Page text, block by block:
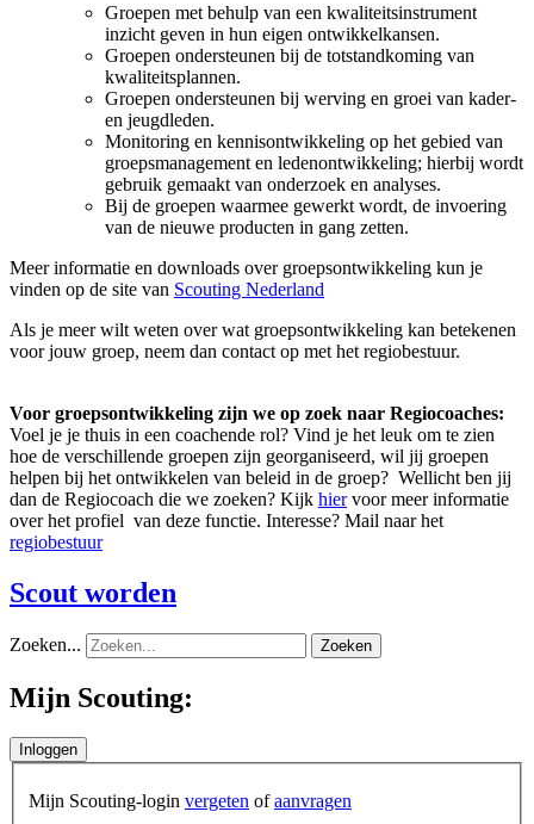
Groepen met behulp van een kwaliteitsinstrument
inzicht geven in hun eigen ontwikkelkansen.
Groepen ondersteunen bij de totstandkoming van
kwaliteitsplannen.
Groepen ondersteunen bij werving en groei van kader-
en jeugdleden.
Monitoring en kennisontwikkeling op het gebied van
groepsmanagement en ledenontwikkeling; hierbij wordt
gebruik gemaakt van onderzoek en analyses.
Bij de groepen waarmee gewerkt wordt, de invoering
van de nieuwe producten in gang zetten.
Meer informatie en downloads over groepsontwikkeling kun je
vinden op de site van Scouting Nederland
Als je meer wilt weten over wat groepsontwikkeling kan betekenen
voor jouw groep, neem dan contact op met het regiobestuur.
Voor groepsontwikkeling zijn we op zoek naar Regiocoaches:
Voel je je thuis in een coachende rol? Vind je het leuk om te zien
hoe de verschillende groepen zijn georganiseerd, wil jij groepen
helpen bij het ontwikkelen van beleid in de groep? Wellicht ben jij
dan de Regiocoach die we zoeken? Kijk hiervoor meer informatie
over het profiel van deze functie. Interesse? Mail naar het
regiobestuur
Scout worden
Zoeken... Zoeken
Mijn Scouting:
Mijn Scouting-login vergeten ofaanvragen